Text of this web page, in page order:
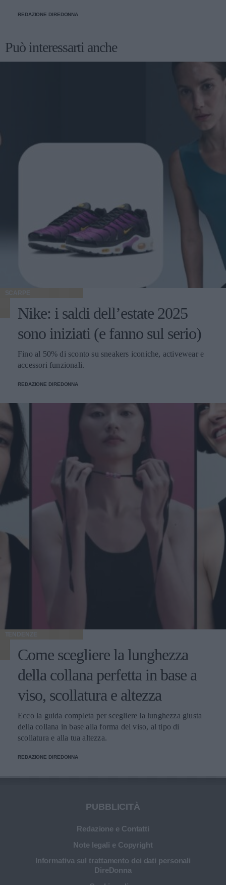
REDAZIONE DIREDONNA
Può interessarti anche
SCARPE
Nike: i saldi dell’estate 2025
sono iniziati (e fanno sul serio)
Fino al 50% di sconto su sneakers iconiche, activewear e
accessori funzionali.
REDAZIONE DIREDONNA
TENDENZE
Come scegliere la lunghezza
della collana perfetta in base a
viso, scollatura e altezza
Ecco la guida completa per scegliere la lunghezza giusta
della collana in base alla forma del viso, al tipo di
scollatura e alla tua altezza.
REDAZIONE DIREDONNA
PUBBLICITÀ
Redazione e Contatti
Note legali e Copyright
Informativa sul trattamento dei dati personali
DireDonna